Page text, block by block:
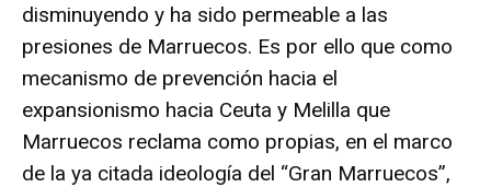
disminuyendo y ha sido permeable a las
presiones de Marruecos. Es por ello que como
mecanismo de prevención hacia el
expansionismo hacia Ceuta y Melilla que
Marruecos reclama como propias, en el marco
de la ya citada ideología del “Gran Marruecos”,